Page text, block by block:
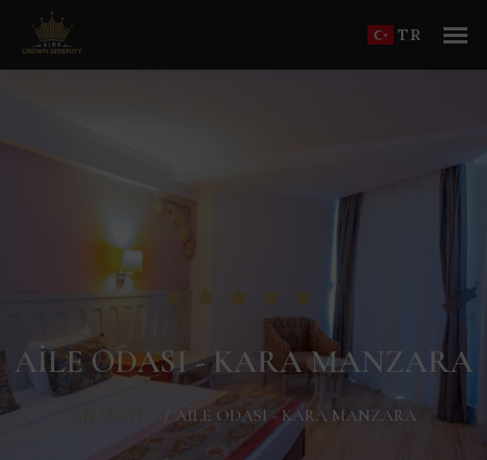
TR
AILE ODASI - KARA MANZARA
ANASAYFA / AILE ODASI - KARA MANZARA